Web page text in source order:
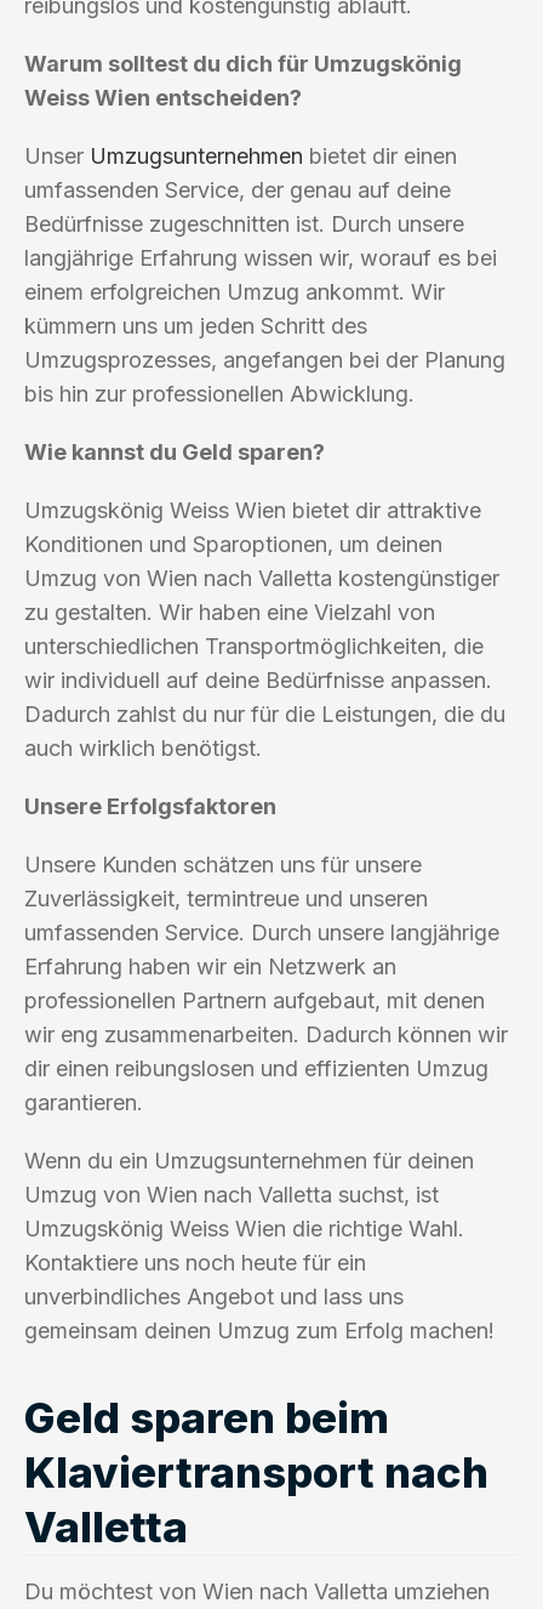
reibungslos und kostengünstig abläuft.
Warum solltest du dich für Umzugskönig
Weiss Wien entscheiden?
Unser Umzugsunternehmen bietet dir einen
umfassenden Service, der genau auf deine
Bedürfnisse zugeschnitten ist. Durch unsere
langjährige Erfahrung wissen wir, worauf es bei
einem erfolgreichen Umzug ankommt. Wir
kümmern uns um jeden Schritt des
Umzugsprozesses, angefangen bei der Planung
bis hin zur professionellen Abwicklung.
Wie kannst du Geld sparen?
Umzugskönig Weiss Wien bietet dir attraktive
Konditionen und Sparoptionen, um deinen
Umzug von Wien nach Valletta kostengünstiger
zu gestalten. Wir haben eine Vielzahl von
unterschiedlichen Transportmöglichkeiten, die
wir individuell auf deine Bedürfnisse anpassen.
Dadurch zahlst du nur für die Leistungen, die du
auch wirklich benötigst.
Unsere Erfolgsfaktoren
Unsere Kunden schätzen uns für unsere
Zuverlässigkeit, termintreue und unseren
umfassenden Service. Durch unsere langjährige
Erfahrung haben wir ein Netzwerk an
professionellen Partnern aufgebaut, mit denen
wir eng zusammenarbeiten. Dadurch können wir
dir einen reibungslosen und effizienten Umzug
garantieren.
Wenn du ein Umzugsunternehmen für deinen
Umzug von Wien nach Valletta suchst, ist
Umzugskönig Weiss Wien die richtige Wahl.
Kontaktiere uns noch heute für ein
unverbindliches Angebot und lass uns
gemeinsam deinen Umzug zum Erfolg machen!
Geld sparen beim
Klaviertransport nach
Valletta
Du möchtest von Wien nach Valletta umziehen